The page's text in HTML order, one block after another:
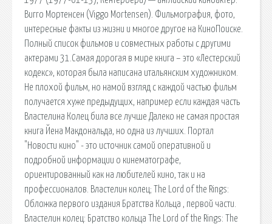
Вигго Мортенсен (Viggo Mortensen). Фильмография, фото,
интересные факты из жизни и многое другое на КиноПоиске.
Полный список фильмов и совместных работы с другими
актерами 31.Самая дорогая в мире книга – это «Лестерский
кодекс», которая была написана итальянским художником.
Не плохой фильм, но намой взгляд с каждой частью фильм
получается хуже предыдущих, например если каждая часть
Властелина Колец била все лучше Далеко не самая простая
книга Йена Макдональда, но одна из лучших. Портал
"Новости кино" - это источник самой оперативной и
подробной информации о кинематографе,
ориентированный как на любителей кино, так и на
профессионалов. Властелин колец; The Lord of the Rings:
Обложка первого издания Братства Кольца , первой части.
Властелин колец: Братство кольца The Lord of the Rings: The